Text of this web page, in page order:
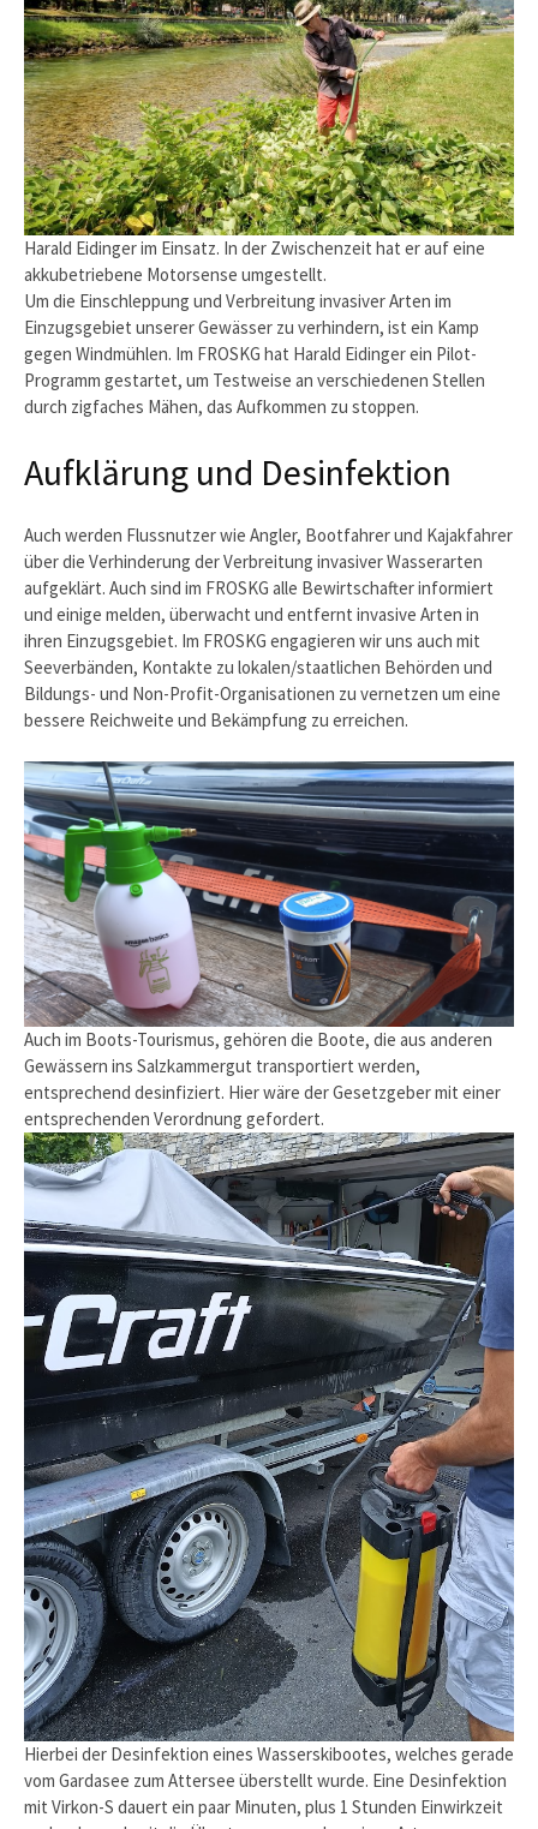
Harald Eidinger im Einsatz. In der Zwischenzeit hat er auf eine
akkubetriebene Motorsense umgestellt.
Um die Einschleppung und Verbreitung invasiver Arten im
Einzugsgebiet unserer Gewässer zu verhindern, ist ein Kamp
gegen Windmühlen. Im FROSKG hat Harald Eidinger ein Pilot-
Programm gestartet, um Testweise an verschiedenen Stellen
durch zigfaches Mähen, das Aufkommen zu stoppen.
Aufklärung und Desinfektion
Auch werden Flussnutzer wie Angler, Bootfahrer und Kajakfahrer
über die Verhinderung der Verbreitung invasiver Wasserarten
aufgeklärt. Auch sind im FROSKG alle Bewirtschafter informiert
und einige melden, überwacht und entfernt invasive Arten in
ihren Einzugsgebiet. Im FROSKG engagieren wir uns auch mit
Seeverbänden, Kontakte zu lokalen/staatlichen Behörden und
Bildungs- und Non-Profit-Organisationen zu vernetzen um eine
bessere Reichweite und Bekämpfung zu erreichen.
Auch im Boots-Tourismus, gehören die Boote, die aus anderen
Gewässern ins Salzkammergut transportiert werden,
entsprechend desinfiziert. Hier wäre der Gesetzgeber mit einer
entsprechenden Verordnung gefordert.
Hierbei der Desinfektion eines Wasserskibootes, welches gerade
vom Gardasee zum Attersee überstellt wurde. Eine Desinfektion
mit Virkon-S dauert ein paar Minuten, plus 1 Stunden Einwirkzeit